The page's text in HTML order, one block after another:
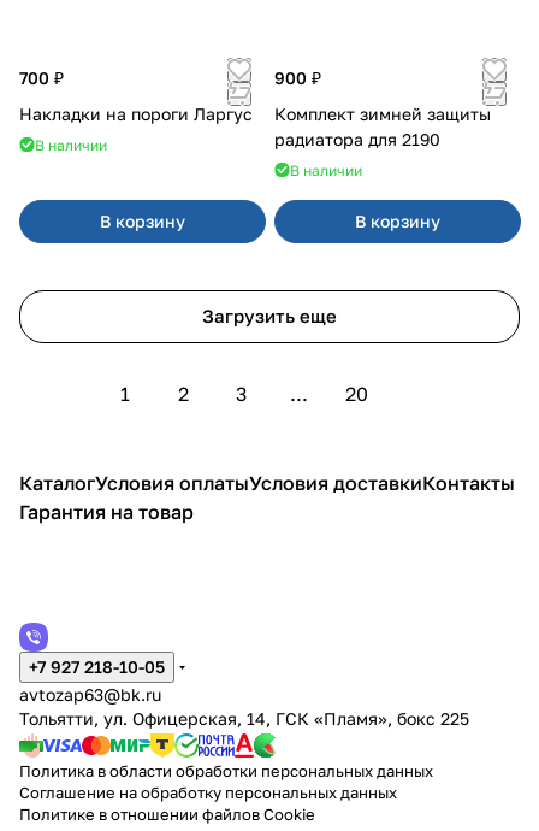
700 ₽
Накладки на пороги Ларгус
В наличии
В корзину
900 ₽
Комплект зимней защиты
радиатора для 2190
В наличии
В корзину
Загрузить еще
1 2 3 ... 20
КаталогУсловия оплатыУсловия доставкиКонтакты
Гарантия на товар
+7 927 218-10-05
avtozap63@bk.ru
Тольятти, ул. Офицерская, 14, ГСК «Пламя», бокс 225
Политика в области обработки персональных данных
Соглашение на обработку персональных данных
Политике в отношении файлов Cookie